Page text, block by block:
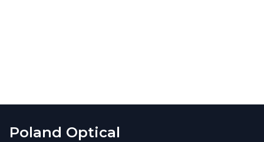
Poland Optical